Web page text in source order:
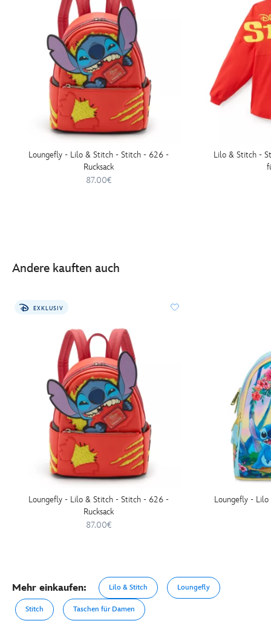
445031685237.html
http://schema.org/InStock
Loungefly - Lilo & Stitch - Stitch - 626 -
Rucksack
87.00€
Lilo & Stitch -
Andere kauften auch
EXKLUSIV
Loungefly - Lilo & Stitch - Stitch - 626 -
Rucksack
87.00€
Loungefly - Lilo
Mehr einkaufen: Lilo & Stitch Loungefly
Stitch Taschen für Damen